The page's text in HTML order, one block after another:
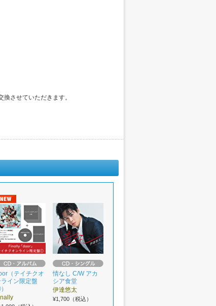
させていただきます。
（テイチクオ
ライン限定盤
情なし C/W アカ
シア食堂
伊達悠太
¥1,700（税込）